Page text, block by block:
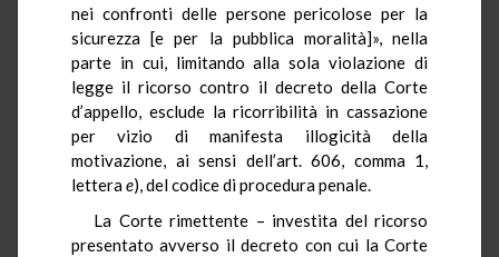
nei confronti delle persone pericolose per la
sicurezza [e per la pubblica moralità]», nella
parte in cui, limitando alla sola violazione di
legge il ricorso contro il decreto della Corte
d’appello, esclude la ricorribilità in cassazione
per vizio di manifesta illogicità della
motivazione, ai sensi dell’art. 606, comma 1,
letterae), del codice di procedura penale.
La Corte rimettente – investita del ricorso
presentato avverso il decreto con cui la Corte